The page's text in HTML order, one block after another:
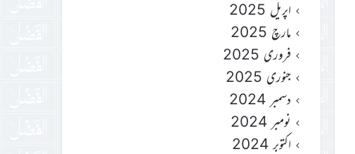
اپریل 2025
مارچ 2025
فروری 2025
جنوری 2025
دسمبر 2024
نومبر 2024
اکتوبر 2024